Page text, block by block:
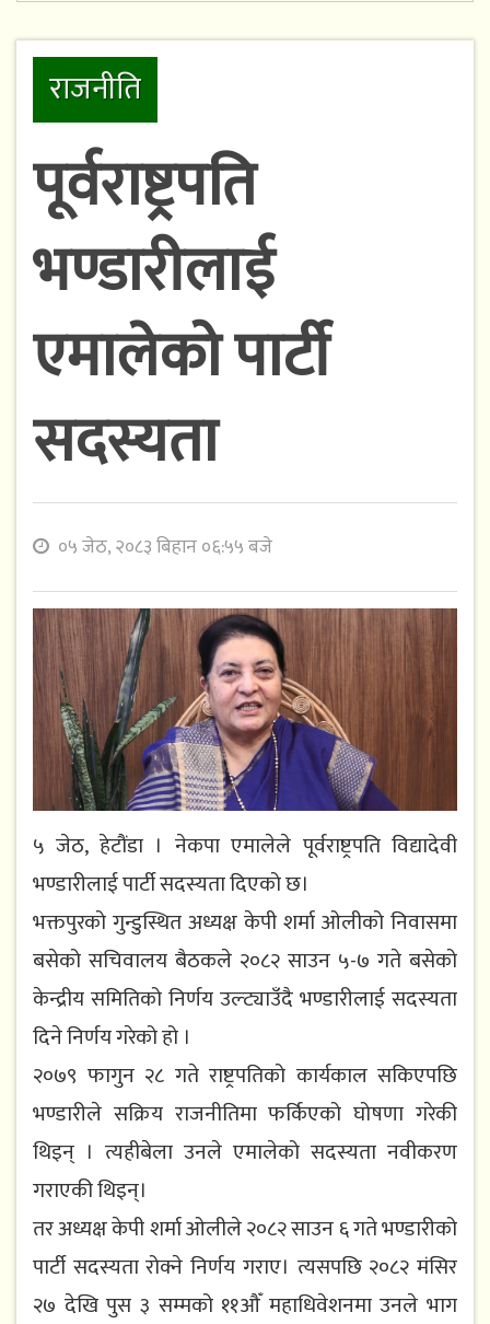
राजनीति
पूर्वराष्ट्रपति
भण्डारीलाई
एमालेको पार्टी
सदस्यता
०५ जेठ, २०८३ बिहान ०६:५५ बजे
५ जेठ, हेटौंडा । नेकपा एमालेले पूर्वराष्ट्रपति विद्यादेवी
भण्डारीलाई पार्टी सदस्यता दिएको छ।
भक्तपुरको गुन्डुस्थित अध्यक्ष केपी शर्मा ओलीको निवासमा
बसेको सचिवालय बैठकले २०८२ साउन ५-७ गते बसेको
केन्द्रीय समितिको निर्णय उल्ट्याउँदै भण्डारीलाई सदस्यता
दिने निर्णय गरेको हो ।
२०७९ फागुन २८ गते राष्ट्रपतिको कार्यकाल सकिएपछि
भण्डारीले सक्रिय राजनीतिमा फर्किएको घोषणा गरेकी
थिइन् । त्यहीबेला उनले एमालेको सदस्यता नवीकरण
गराएकी थिइन्।
तर अध्यक्ष केपी शर्मा ओलीले २०८२ साउन ६ गते भण्डारीको
पार्टी सदस्यता रोक्ने निर्णय गराए। त्यसपछि २०८२ मंसिर
२७ देखि पुस ३ सम्मको ११औँ महाधिवेशनमा उनले भाग